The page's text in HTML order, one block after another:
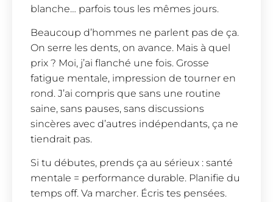
blanche… parfois tous les mêmes jours.
Beaucoup d’hommes ne parlent pas de ça.
On serre les dents, on avance. Mais à quel
prix ? Moi, j’ai flanché une fois. Grosse
fatigue mentale, impression de tourner en
rond. J’ai compris que sans une routine
saine, sans pauses, sans discussions
sincères avec d’autres indépendants, ça ne
tiendrait pas.
Si tu débutes, prends ça au sérieux : santé
mentale = performance durable. Planifie du
temps off. Va marcher. Écris tes pensées.